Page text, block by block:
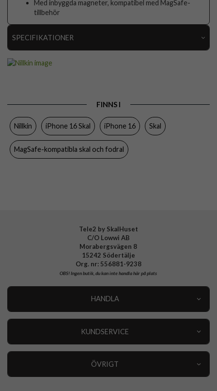
Med inbyggda magneter, kompatibel med MagSafe-
tillbehör
SPECIFIKATIONER
Färg Genomskinlig
Hårdplast (PC), Mjukplast (TPU)
Varumärke
FINNS I
Nillkin iPhone 16 Skal iPhone 16 Skal
MagSafe-kompatibla skal och fodral
Tele2 by SkalHuset
C/O Lowwi AB
Morabergsvägen 8
15242 Södertälje
Org. nr: 556881-9238
OBS!Ingen butik, du kan inte handla här på plats
HANDLA
KUNDSERVICE
ÖVRIGT